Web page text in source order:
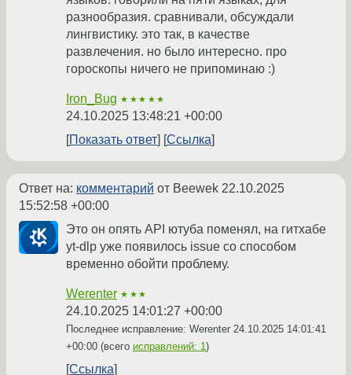
разнообразия. сравнивали, обсуждали
лингвистику. это так, в качестве
развлечения. но было интересно. про
гороскопы ничего не припоминаю :)
Iron_Bug ★★★★★
24.10.2025 13:48:21 +00:00
Показать ответ
Ссылка
Ответ на: комментарий от Beewek 22.10.2025
15:52:58 +00:00
Это он опять API ютуба поменял, на гитхабе
yt-dlp уже появилось issue со способом
временно обойти проблему.
Werenter ★★★
24.10.2025 14:01:27 +00:00
Последнее исправление: Werenter 24.10.2025 14:01:41
+00:00 (всего исправлений: 1)
Ссылка